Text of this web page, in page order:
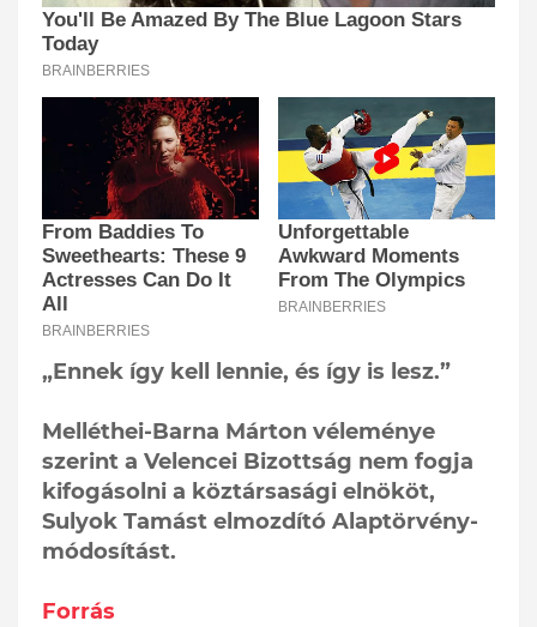
„Ennek így kell lennie, és így is lesz.”
Melléthei-Barna Márton véleménye
szerint a Velencei Bizottság nem fogja
kifogásolni a köztársasági elnököt,
Sulyok Tamást elmozdító Alaptörvény-
módosítást.
Forrás